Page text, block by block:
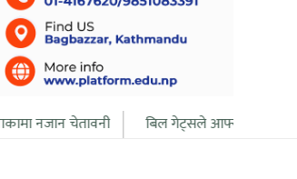
बिल गेट्सले आफ्नो सबै सम्पत्ति २० बर्ष भित्र दान